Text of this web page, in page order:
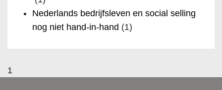
Nederlands bedrijfsleven en social selling
nog niet hand-in-hand (1)
1